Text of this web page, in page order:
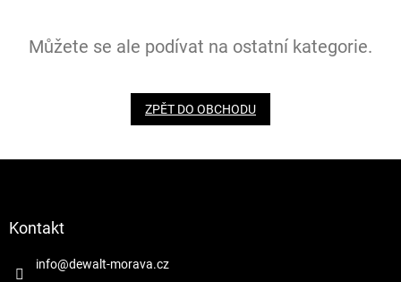
Můžete se ale podívat na ostatní kategorie.
ZPĚT DO OBCHODU
Kontakt
info@dewalt-morava.cz